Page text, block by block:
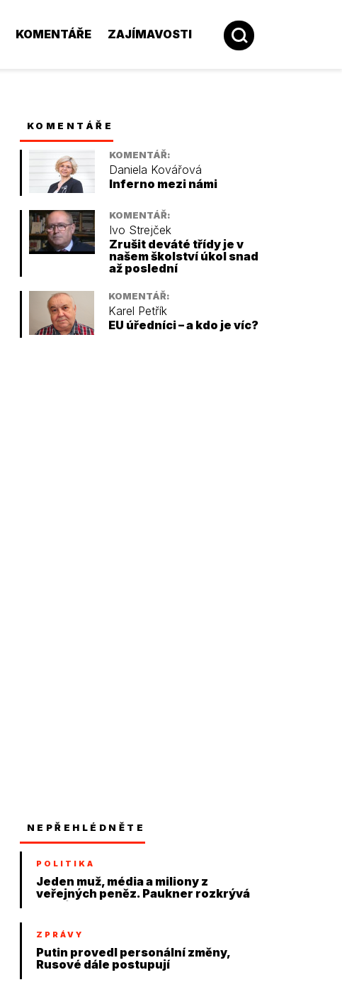
KOMENTÁŘE ZAJÍMAVOSTI
KOMENTÁŘE
KOMENTÁŘ:
Daniela Kovářová
Inferno mezi námi
KOMENTÁŘ:
Ivo Strejček
Zrušit deváté třídy je v
našem školství úkol snad
až poslední
KOMENTÁŘ:
Karel Petřík
EU úředníci – a kdo je víc?
NEPŘEHLÉDNĚTE
POLITIKA
Jeden muž, média a miliony z
veřejných peněz. Paukner rozkrývá
systém
ZPRÁVY
Putin provedl personální změny,
Rusové dále postupují